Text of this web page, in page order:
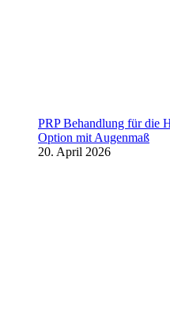
PRP Behandlung für die
Option mit Augenmaß
20. April 2026